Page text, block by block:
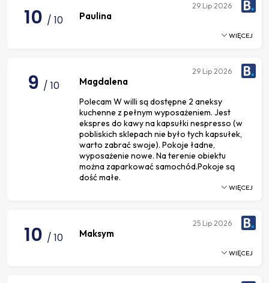
10 / 10 Paulina
29 Lip 2026
WIĘCEJ
9 / 10 Magdalena
Polecam W willi są dostępne 2 aneksy
kuchenne z pełnym wyposażeniem. Jest
ekspres do kawy na kapsułki nespresso (w
pobliskich sklepach nie było tych kapsułek,
warto zabrać swoje). Pokoje ładne,
wyposażenie nowe. Na terenie obiektu
można zaparkować samochód.Pokoje są
dość małe.
29 Lip 2026
WIĘCEJ
10 / 10 Maksym
25 Lip 2026
WIĘCEJ